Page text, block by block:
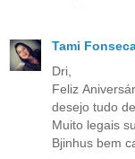
Tami
Dri,
Feliz
desejo tudo
Muito legais
Bjinhus bem